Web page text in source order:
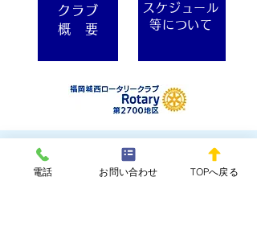
クラブ
概 要
スケジュール
等について
電話 お問い合わせ TOPへ戻る